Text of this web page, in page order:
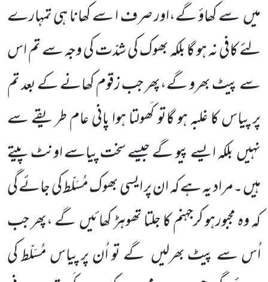
میں سے کھاؤ گے،اور صرف ا سے کھانا ہی تمہارے
لئے کافی نہ ہو گا بلکہ بھوک کی شدّت کی وجہ سے تم اس
سے پیٹ بھرو گے،پھر جب زقوم کھانے کے بعد تم
پر پیاس کا غلبہ ہو گاتو کَھولتا ہوا پانی عام طریقے سے
نہیں بلکہ ایسے پیو گے جیسے سخت پیاسے اونٹ پیتے
ہیں ۔مراد یہ ہے کہ ان پر ایسی بھوک مُسَلّط کی جائے گی
کہ وہ مجبورہو کرجہنم کا جلتا تھوہڑ کھائیں گے ،پھر جب
اُس سے پیٹ بھرلیں گے تو اُن پر پیاس مُسَلّط کی